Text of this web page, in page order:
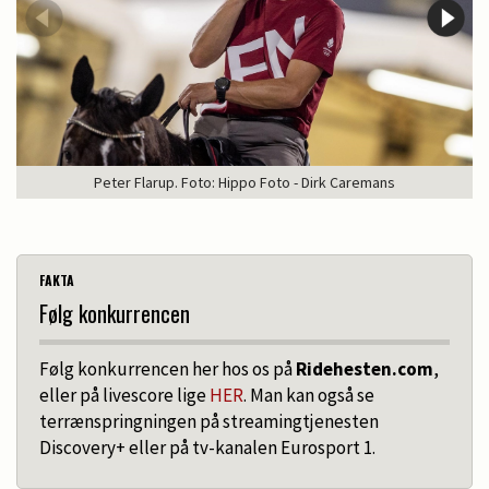
Peter Flarup. Foto: Hippo Foto - Dirk Caremans
FAKTA
Følg konkurrencen
Følg konkurrencen her hos os påRidehesten.com,
eller på livescore ligeHER. Man kan også se
terrænspringningen på streamingtjenesten
Discovery+ eller på tv-kanalen Eurosport 1.